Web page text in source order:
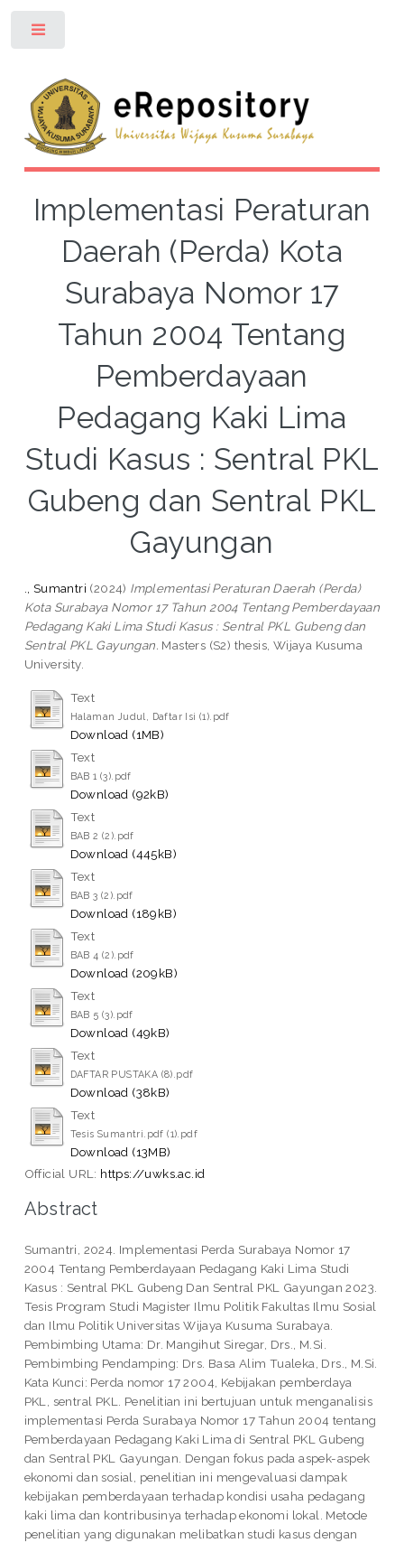
Implementasi Peraturan
Daerah (Perda) Kota
Surabaya Nomor 17
Tahun 2004 Tentang
Pemberdayaan
Pedagang Kaki Lima
Studi Kasus : Sentral PKL
Gubeng dan Sentral PKL
Gayungan
., Sumantri (2024) Implementasi Peraturan Daerah (Perda)
Kota Surabaya Nomor 17 Tahun 2004 Tentang Pemberdayaan
Pedagang Kaki Lima Studi Kasus : Sentral PKL Gubeng dan
Sentral PKL Gayungan. Masters (S2) thesis, Wijaya Kusuma
University.
Text
Halaman Judul, Daftar Isi (1).pdf
Download (1MB)
Text
BAB 1 (3).pdf
Download (92kB)
Text
BAB 2 (2).pdf
Download (445kB)
Text
BAB 3 (2).pdf
Download (189kB)
Text
BAB 4 (2).pdf
Download (209kB)
Text
BAB 5 (3).pdf
Download (49kB)
Text
DAFTAR PUSTAKA (8).pdf
Download (38kB)
Text
Tesis Sumantri.pdf (1).pdf
Download (13MB)
Official URL: https://uwks.ac.id
Abstract
Sumantri, 2024. Implementasi Perda Surabaya Nomor 17
2004 Tentang Pemberdayaan Pedagang Kaki Lima Studi
Kasus : Sentral PKL Gubeng Dan Sentral PKL Gayungan 2023.
Tesis Program Studi Magister Ilmu Politik Fakultas Ilmu Sosial
dan Ilmu Politik Universitas Wijaya Kusuma Surabaya.
Pembimbing Utama: Dr. Mangihut Siregar, Drs., M.Si.
Pembimbing Pendamping: Drs. Basa Alim Tualeka, Drs., M.Si.
Kata Kunci: Perda nomor 17 2004, Kebijakan pemberdaya
PKL, sentral PKL. Penelitian ini bertujuan untuk menganalisis
implementasi Perda Surabaya Nomor 17 Tahun 2004 tentang
Pemberdayaan Pedagang Kaki Lima di Sentral PKL Gubeng
dan Sentral PKL Gayungan. Dengan fokus pada aspek-aspek
ekonomi dan sosial, penelitian ini mengevaluasi dampak
kebijakan pemberdayaan terhadap kondisi usaha pedagang
kaki lima dan kontribusinya terhadap ekonomi lokal. Metode
penelitian yang digunakan melibatkan studi kasus dengan